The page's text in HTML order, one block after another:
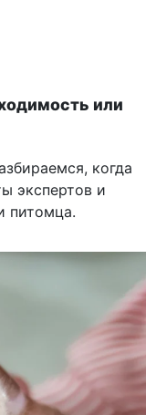
или
когда
экспертов и
питомца.